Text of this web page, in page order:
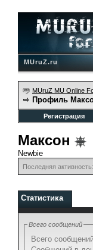
MUruZ.ru
MUruZ MU Online
Профиль
Регистрация
Максон
Newbie
Последняя активность:
Статистика
Всего сообщений
Всего